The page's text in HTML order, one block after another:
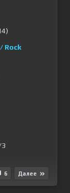
Rock
3
6 Далее